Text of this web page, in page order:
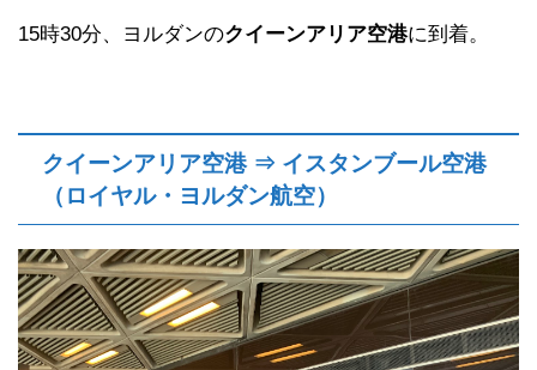
15時30分、ヨルダンのクイーンアリア空港に到着。
クイーンアリア空港 ⇒ イスタンブール空港
（ロイヤル・ヨルダン航空）